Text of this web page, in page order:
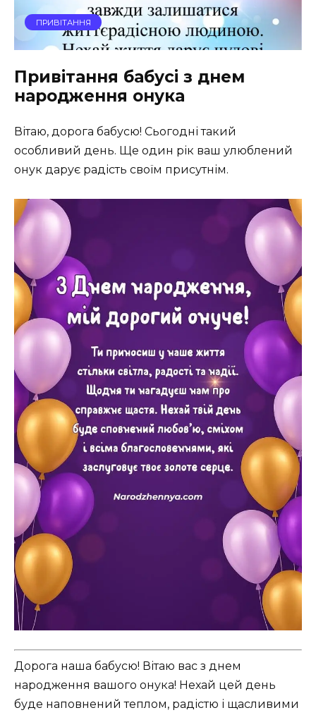
ПРИВІТАННЯ
Привітання бабусі з днем
народження онука
Вітаю, дорога бабусю! Сьогодні такий
особливий день. Ще один рік ваш улюблений
онук дарує радість своїм присутнім.
Дорога наша бабусю! Вітаю вас з днем
народження вашого онука! Нехай цей день
буде наповнений теплом, радістю і щасливими